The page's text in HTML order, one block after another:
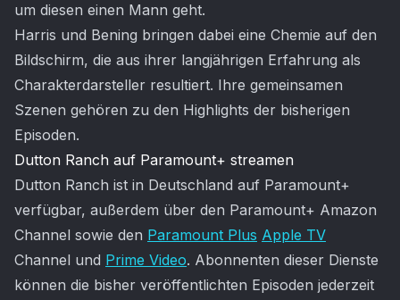
um diesen einen Mann geht.
Harris und Bening bringen dabei eine Chemie auf den
Bildschirm, die aus ihrer langjährigen Erfahrung als
Charakterdarsteller resultiert. Ihre gemeinsamen
Szenen gehören zu den Highlights der bisherigen
Episoden.
Dutton Ranch auf Paramount+ streamen
Dutton Ranch ist in Deutschland auf Paramount+
verfügbar, außerdem über den Paramount+ Amazon
Channel sowie den Paramount Plus Apple TV
Channel und Prime Video. Abonnenten dieser Dienste
können die bisher veröffentlichten Episoden jederzeit